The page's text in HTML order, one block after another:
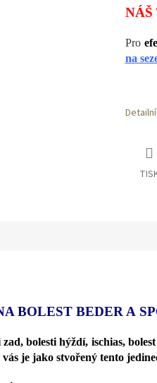
NÁŠ
Pro
na
BOLEST BEDER A
bolesti hýždí, ischias,
je jako stvořený tento